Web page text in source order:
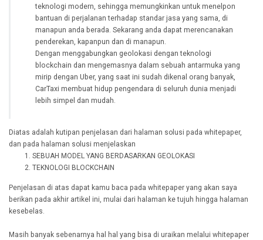
teknologi modern, sehingga memungkinkan untuk menelpon
bantuan di perjalanan terhadap standar jasa yang sama, di
manapun anda berada. Sekarang anda dapat merencanakan
penderekan, kapanpun dan di manapun.
Dengan menggabungkan geolokasi dengan teknologi
blockchain dan mengemasnya dalam sebuah antarmuka yang
mirip dengan Uber, yang saat ini sudah dikenal orang banyak,
CarTaxi membuat hidup pengendara di seluruh dunia menjadi
lebih simpel dan mudah.
Diatas adalah kutipan penjelasan dari halaman solusi pada whitepaper,
dan pada halaman solusi menjelaskan
SEBUAH MODEL YANG BERDASARKAN GEOLOKASI
TEKNOLOGI BLOCKCHAIN
Penjelasan di atas dapat kamu baca pada whitepaper yang akan saya
berikan pada akhir artikel ini, mulai dari halaman ke tujuh hingga halaman
kesebelas.
Masih banyak sebenarnya hal hal yang bisa di uraikan melalui whitepaper